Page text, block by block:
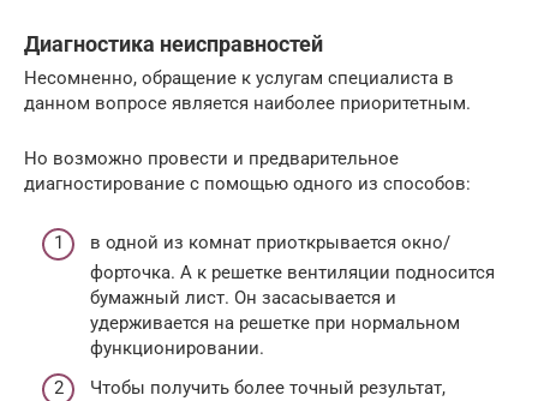
Диагностика неисправностей
Несомненно, обращение к услугам специалиста в
данном вопросе является наиболее приоритетным.
Но возможно провести и предварительное
диагностирование с помощью одного из способов:
в одной из комнат приоткрывается окно/
форточка. А к решетке вентиляции подносится
бумажный лист. Он засасывается и
удерживается на решетке при нормальном
функционировании.
Чтобы получить более точный результат,